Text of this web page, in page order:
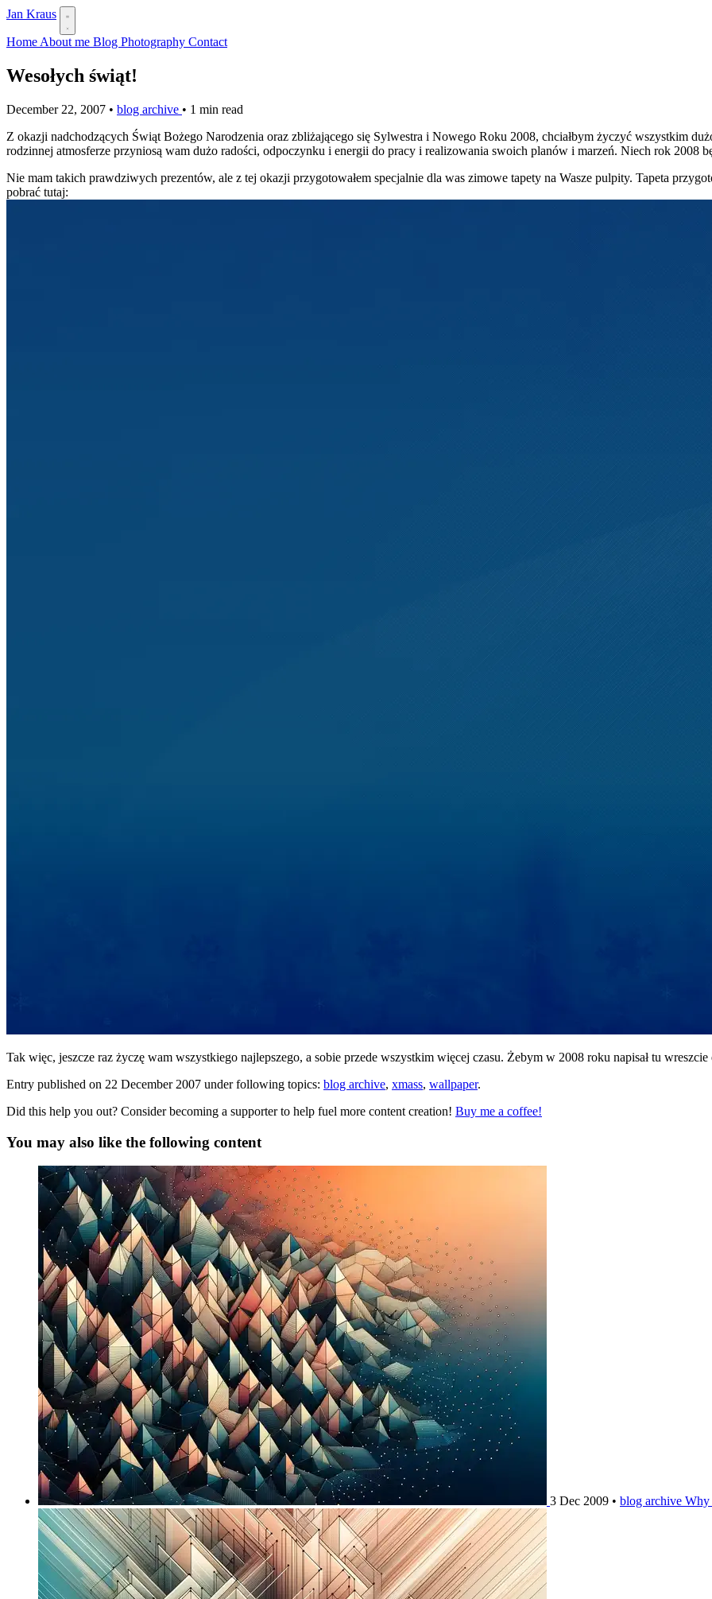
Jan Kraus
Home About me Blog Photography Contact
Wesołych świąt!
December 22, 2007 • blog archive • 1 min read
Z okazji nadchodzących Świąt Bożego Narodzenia oraz zbliżającego się Sylwestra i Nowego Roku 2008, chciałbym życzyć wszystkim
rodzinnej atmosferze przyniosą wam dużo radości, odpoczynku i energii do pracy i realizowania swoich planów i marzeń. Niech rok 2008
Nie mam takich prawdziwych prezentów, ale z tej okazji przygotowałem specjalnie dla was zimowe tapety na Wasze pulpity. Tapeta
pobrać tutaj:
Tak więc, jeszcze raz życzę wam wszystkiego najlepszego, a sobie przede wszystkim więcej czasu. Żebym w 2008 roku napisał tu
Entry published on 22 December 2007 under following topics: blog archive, xmass, wallpaper.
Did this help you out? Consider becoming a supporter to help fuel more content creation! Buy me a coffee!
You may also like the following content
3 Dec 2009 • blog archive Why